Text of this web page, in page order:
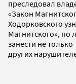
преследовал
«Закон
Ходорковского
Магнитского», по
занести не только
других